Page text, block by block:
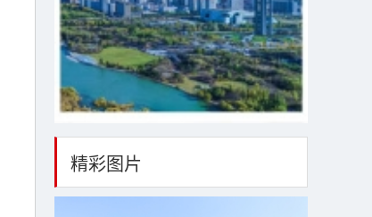
精彩图片